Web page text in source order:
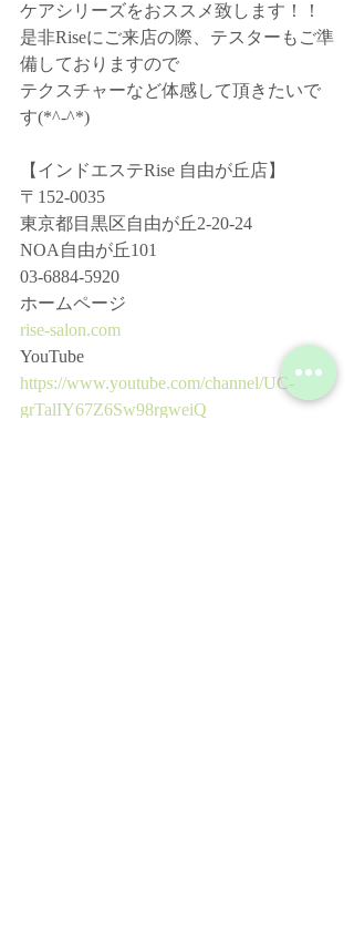
ケアシリーズをおススメ致します！！
是非Riseにご来店の際、テスターもご準
備しておりますので
テクスチャーなど体感して頂きたいで
す(*^-^*)
【インドエステRise 自由が丘店】﻿
〒152-0035﻿
東京都目黒区自由が丘2-20-24﻿
NOA自由が丘101﻿
03-6884-5920﻿
ホームページ ﻿
rise-salon.com
YouTube﻿
https://www.youtube.com/channel/UC-
grTalIY67Z6Sw98rgweiQ